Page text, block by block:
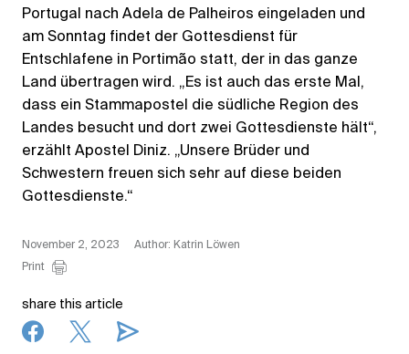
Portugal nach Adela de Palheiros eingeladen und
am Sonntag findet der Gottesdienst für
Entschlafene in Portimão statt, der in das ganze
Land übertragen wird. „Es ist auch das erste Mal,
dass ein Stammapostel die südliche Region des
Landes besucht und dort zwei Gottesdienste hält“,
erzählt Apostel Diniz. „Unsere Brüder und
Schwestern freuen sich sehr auf diese beiden
Gottesdienste.“
November 2, 2023
Author: Katrin Löwen
Print
share this article